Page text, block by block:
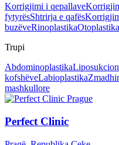
Korrigjimi i qepallave
fytyrësShtrirja e qafës
buzëveRinoplastikaOtoplastika
Trupi
Abdominoplastika
kofshëveLabioplastika
mashkullore
Perfect Clinic